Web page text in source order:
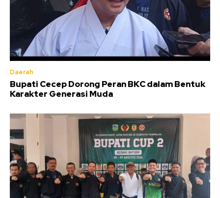
Daerah
Bupati Cecep Dorong Peran BKC dalam Bentuk
Karakter Generasi Muda